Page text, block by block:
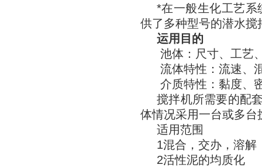
*在一般生化工艺系
供了多种型号的潜水
运用目的
池体：尺寸、工艺
流体特性：流速、
介质特性：黏度、
搅拌机所需要的配
体情况采用一台或多台
适用范围
1混合，交办，溶解
2活性泥的均质化